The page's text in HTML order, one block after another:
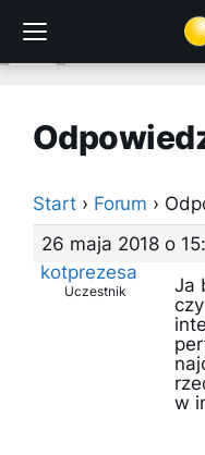
treści
Start › Forum ›
26 maja 2018 o
kotprezesa
Uczestnik
Ja
w